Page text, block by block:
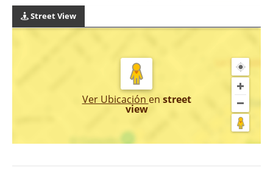
Street View
Ver Ubicación en street
view